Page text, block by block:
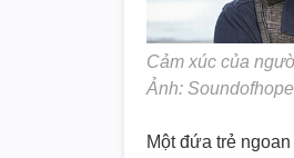
Cảm xúc của
Ảnh:
Một đứa trẻ